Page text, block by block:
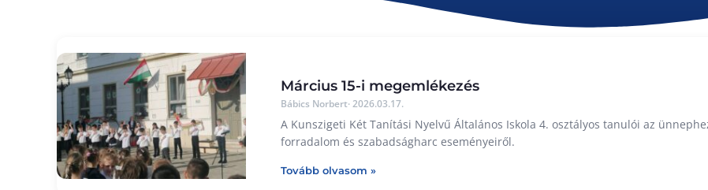
Március 15-i megemlékezés
Bábics Norbert 2026.03.17.
A Kunszigeti Két Tanítási Nyelvű Általános Iskola 4. osztályos tanulói az
forradalom és szabadságharc eseményeiről.
Tovább olvasom »